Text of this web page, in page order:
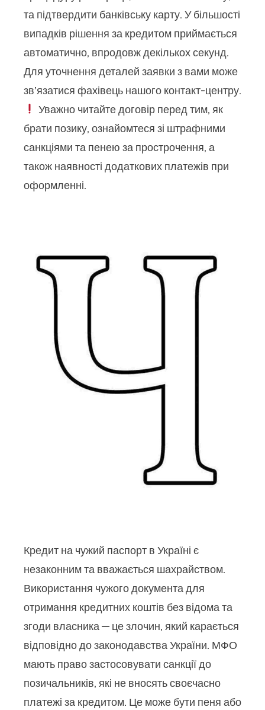
та підтвердити банківську карту. У більшості
випадків рішення за кредитом приймається
автоматично, впродовж декількох секунд.
Для уточнення деталей заявки з вами може
зв’язатися фахівець нашого контакт-центру.
Уважно читайте договір перед тим, як
брати позику, ознайомтеся зі штрафними
санкціями та пенею за прострочення, а
також наявності додаткових платежів при
оформленні.
Кредит на чужий паспорт в Україні є
незаконним та вважається шахрайством.
Використання чужого документа для
отримання кредитних коштів без відома та
згоди власника — це злочин, який карається
відповідно до законодавства України. МФО
мають право застосовувати санкції до
позичальників, які не вносять своєчасно
платежі за кредитом. Це може бути пеня або